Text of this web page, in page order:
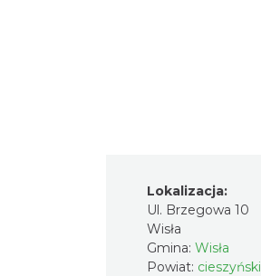
Lokalizacja:
Ul. Brzegowa 10
Wisła
Gmina: Wisła
Powiat: cieszyński